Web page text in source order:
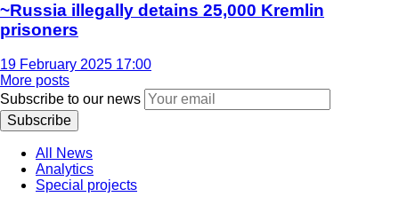
~Russia illegally detains 25,000 Kremlin
prisoners
19 February 2025 17:00
More posts
Subscribe to our news
Subscribe
All News
Analytics
Special projects